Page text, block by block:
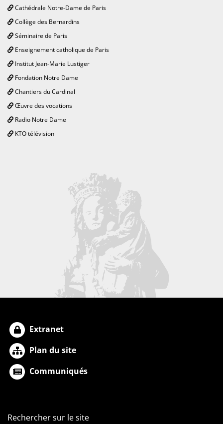
Cathédrale Notre-Dame de Paris
Collège des Bernardins
Séminaire de Paris
Enseignement catholique de Paris
Institut Jean-Marie Lustiger
Fondation Notre Dame
Chantiers du Cardinal
Œuvre des vocations
Radio Notre Dame
KTO télévision
Extranet
Plan du site
Communiqués
Rechercher sur le site